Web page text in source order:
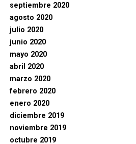
septiembre 2020
agosto 2020
julio 2020
junio 2020
mayo 2020
abril 2020
marzo 2020
febrero 2020
enero 2020
diciembre 2019
noviembre 2019
octubre 2019